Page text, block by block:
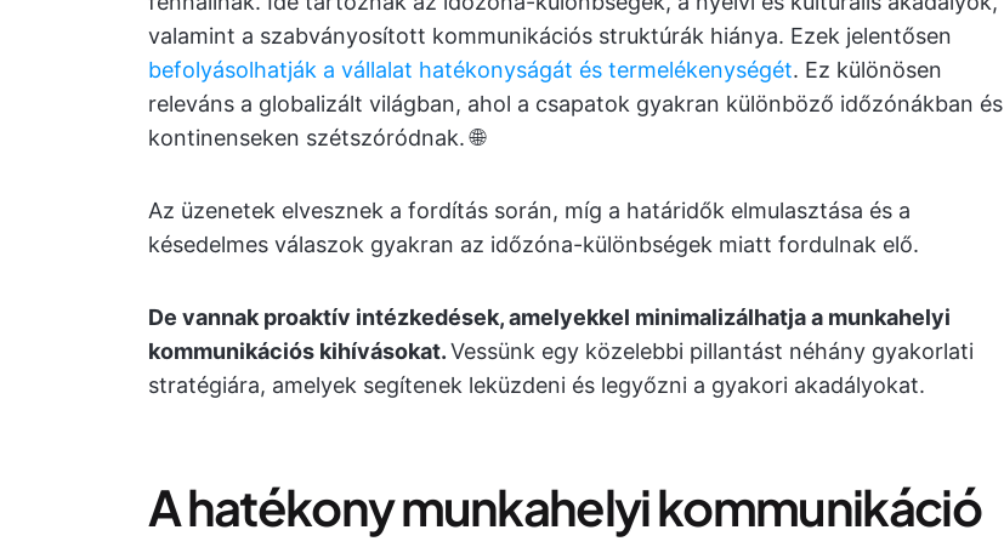
valamint a szabványosított kommunikációs struktúrák hiánya. Ezek jelentősen
befolyásolhatják a vállalat hatékonyságát és termelékenységét. Ez különösen
releváns a globalizált világban, ahol a csapatok gyakran különböző időzónákban és
kontinenseken szétszóródnak. 🌐
Az üzenetek elvesznek a fordítás során, míg a határidők elmulasztása és a
késedelmes válaszok gyakran az időzóna-különbségek miatt fordulnak elő.
De vannak proaktív intézkedések, amelyekkel minimalizálhatja a munkahelyi
kommunikációs kihívásokat.Vessünk egy közelebbi pillantást néhány gyakorlati
stratégiára, amelyek segítenek leküzdeni és legyőzni a gyakori akadályokat.
A hatékony munkahelyi kommunikáció